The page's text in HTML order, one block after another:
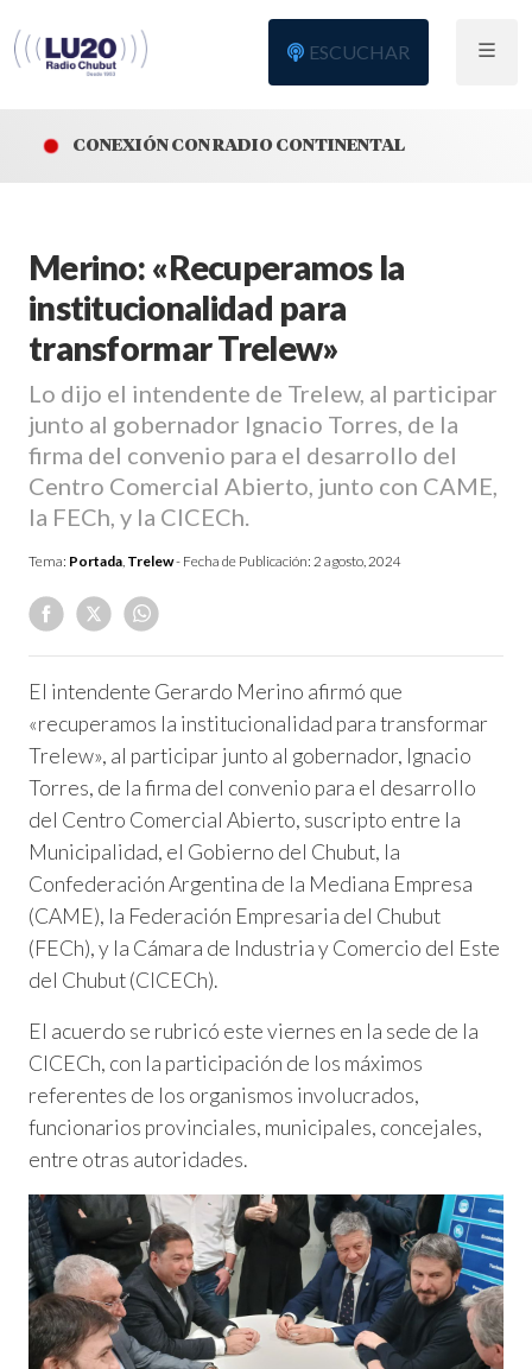
ESCUCHAR
CONEXIÓN CON RADIO CONTINENTAL
Merino: «Recuperamos la
institucionalidad para
transformar Trelew»
Lo dijo el intendente de Trelew, al participar
junto al gobernador Ignacio Torres, de la
firma del convenio para el desarrollo del
Centro Comercial Abierto, junto con CAME,
la FECh, y la CICECh.
Tema: Portada, Trelew- Fecha de Publicación: 2 agosto, 2024
El intendente Gerardo Merino afirmó que
«recuperamos la institucionalidad para transformar
Trelew», al participar junto al gobernador, Ignacio
Torres, de la firma del convenio para el desarrollo
del Centro Comercial Abierto, suscripto entre la
Municipalidad, el Gobierno del Chubut, la
Confederación Argentina de la Mediana Empresa
(CAME), la Federación Empresaria del Chubut
(FECh), y la Cámara de Industria y Comercio del Este
del Chubut (CICECh).
El acuerdo se rubricó este viernes en la sede de la
CICECh, con la participación de los máximos
referentes de los organismos involucrados,
funcionarios provinciales, municipales, concejales,
entre otras autoridades.